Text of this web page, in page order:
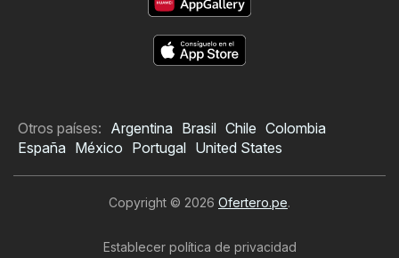
Otros países: Argentina Brasil Chile Colombia
España México Portugal United States
Copyright © 2026 Ofertero.pe.
Establecer política de privacidad